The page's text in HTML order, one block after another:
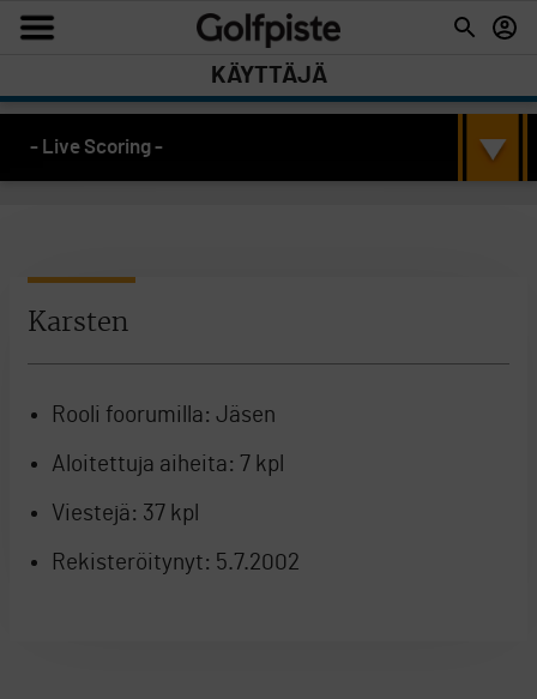
KÄYTTÄJÄ
- Live Scoring -
Karsten
Rooli foorumilla: Jäsen
Aloitettuja aiheita: 7 kpl
Viestejä: 37 kpl
Rekisteröitynyt: 5.7.2002